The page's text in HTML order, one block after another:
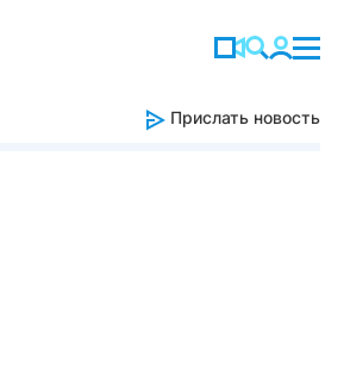
Прислать новость